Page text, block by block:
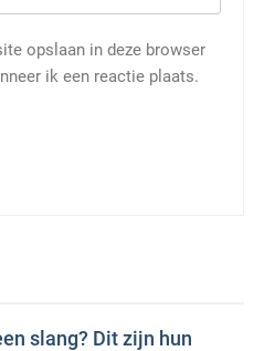
opslaan in deze browser
ik een reactie plaats.
slang? Dit zijn hun